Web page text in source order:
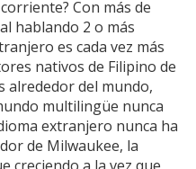
Con más de
hablando 2 o más
es cada vez más
nativos de Filipino de
alrededor del mundo,
multilingüe nunca
extranjero nunca ha
de Milwaukee, la